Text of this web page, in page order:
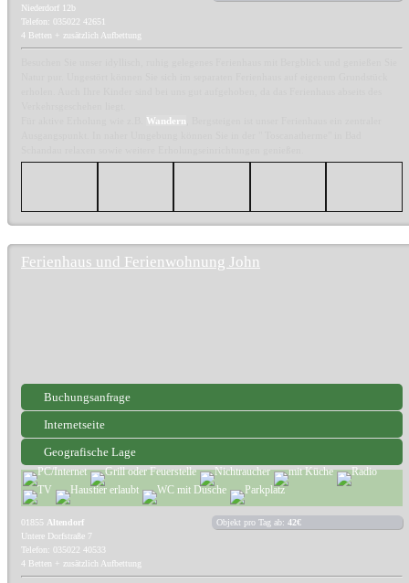
Niederdorf 12b
Telefon: 035022 42651
4 Betten + zusätzlich Aufbettung
Wandern
Ferienhaus und Ferienwohnung John
Buchungsanfrage
Internetseite
Geografische Lage
01855
Altendorf
Untere Dorfstraße 7
Telefon: 035022 40533
4 Betten + zusätzlich Aufbettung
Objekt pro Tag ab: 42€